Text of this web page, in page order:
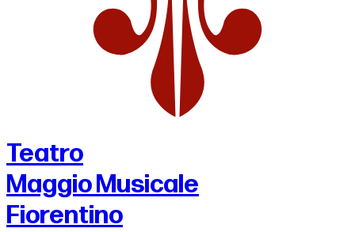
Teatro
Maggio Musicale
Fiorentino